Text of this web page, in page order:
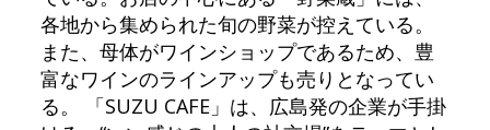
各地から集められた旬の野菜が控えている。
また、母体がワインショップであるため、豊
富なワインのラインアップも売りとなってい
る。 「SUZU CAFE」は、広島発の企業が手掛